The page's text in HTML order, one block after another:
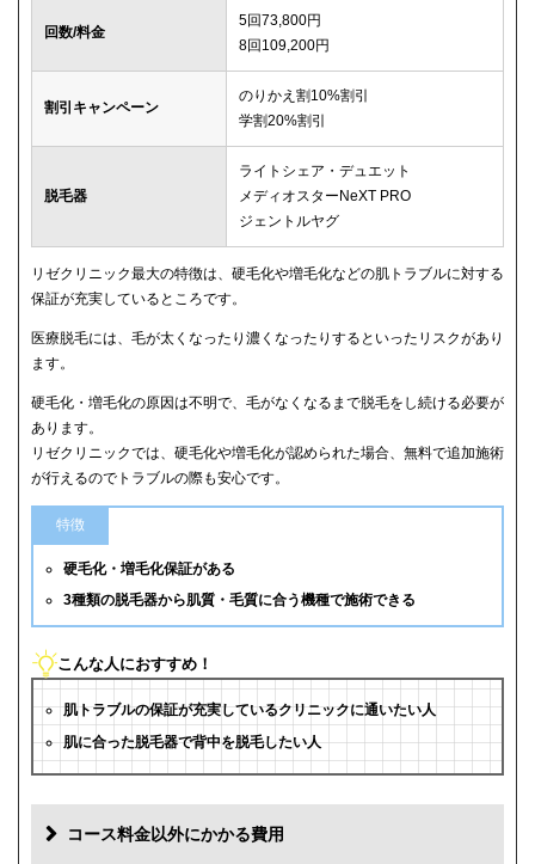
回数/料金
5回73,800円
8回109,200円
割引キャンペーン
のりかえ割10%割引
学割20%割引
脱毛器
ライトシェア・デュエット
メディオスターNeXT PRO
ジェントルヤグ
リゼクリニック最大の特徴は、硬毛化や増毛化などの肌トラブルに対する
保証が充実しているところです。
医療脱毛には、毛が太くなったり濃くなったりするといったリスクがあり
ます。
硬毛化・増毛化の原因は不明で、毛がなくなるまで脱毛をし続ける必要が
あります。
リゼクリニックでは、硬毛化や増毛化が認められた場合、無料で追加施術
が行えるのでトラブルの際も安心です。
特徴
硬毛化・増毛化保証がある
3種類の脱毛器から肌質・毛質に合う機種で施術できる
こんな人におすすめ！
肌トラブルの保証が充実しているクリニックに通いたい人
肌に合った脱毛器で背中を脱毛したい人
コース料金以外にかかる費用